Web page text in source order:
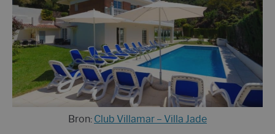
Bron: Club Villamar – Villa Jade